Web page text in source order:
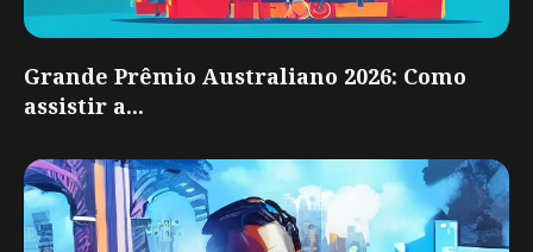
Grande Prêmio Australiano 2026: Como
assistir a...